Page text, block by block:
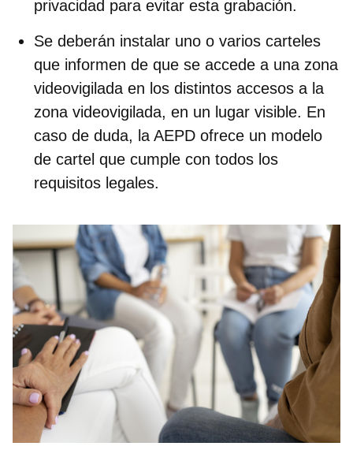
privacidad para evitar esta grabación.
Se deberán instalar uno o varios carteles
que informen de que se accede a una zona
videovigilada en los distintos accesos a la
zona videovigilada, en un lugar visible. En
caso de duda, la AEPD ofrece un modelo
de cartel que cumple con todos los
requisitos legales.